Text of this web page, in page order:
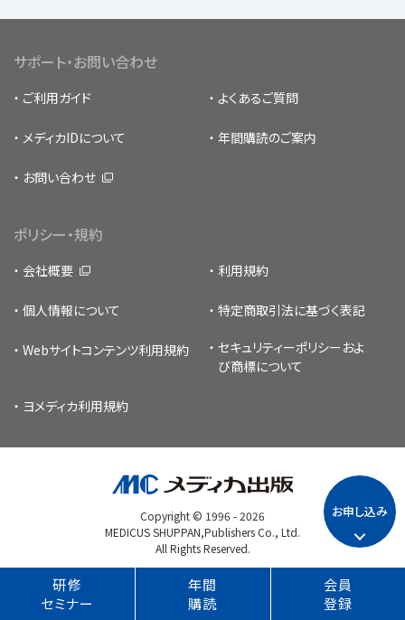
お申し込み
サポート・お問い合わせ
ご利用ガイド よくあるご質問
メディカIDについて 年間購読のご案内
お問い合わせ
ポリシー・規約
会社概要 利用規約
個人情報について 特定商取引法に基づく表記
Webサイトコンテンツ利用規約 セキュリティーポリシー およ
び商標について
ヨメディカ利用規約
Copyright © 1996 -2026
MEDICUS SHUPPAN,Publishers Co., Ltd.
All Rights Reserved.
研修
セミナー
年間
購読
会員
登録